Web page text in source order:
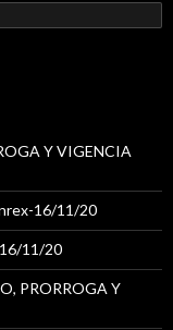
Y VIGENCIA
16/11/20
11/20
PRORROGA Y